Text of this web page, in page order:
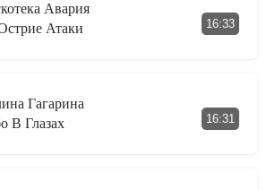
Авария
Атаки
16:33
Гагарина
В Глазах
16:31